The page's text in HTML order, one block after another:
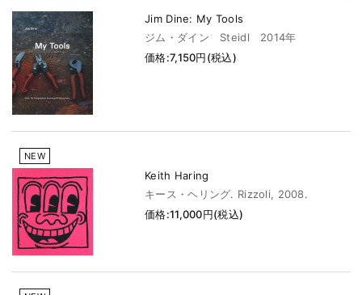
Jim Dine: My Tools
ジム・ダイン Steidl 2014年
価格:7,150円(税込)
NEW
Keith Haring
キース・ヘリング. Rizzoli, 2008.
価格:11,000円(税込)